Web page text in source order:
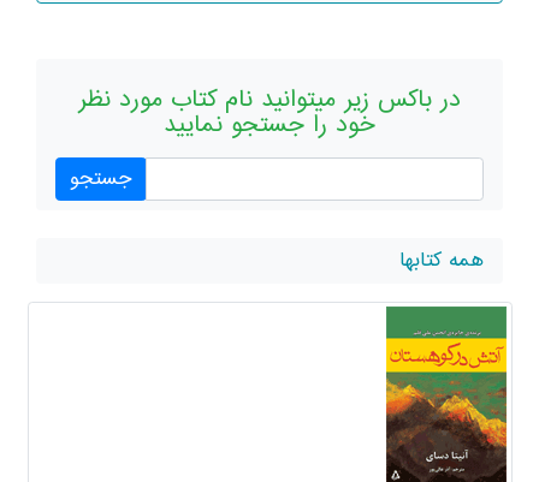
در باکس زیر میتوانید نام کتاب مورد نظر
خود را جستجو نمایید
همه کتابها